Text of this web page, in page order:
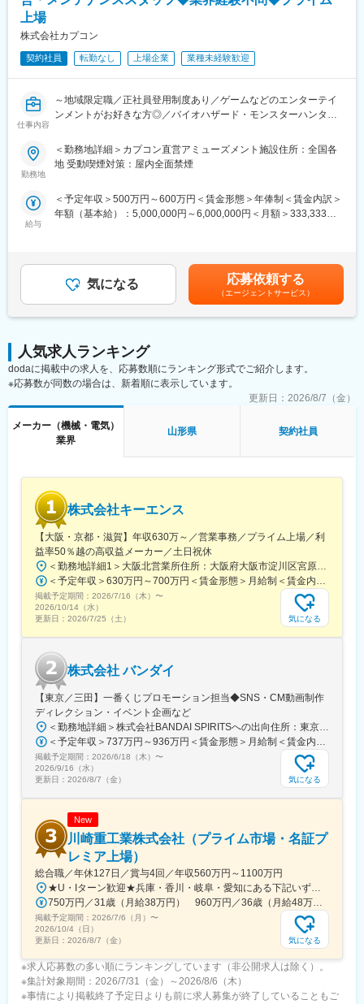
変更の範囲：会社の定める業務
長年培った技術や経験を次世代へ伝え、製造現場全体の技術レベ
ル向上と組織の成長に貢献できます。現場目線の丁寧な指導が評
OJTやOFF-JTによる体系的な教育体制を重視。育成計画の策定や
現場改善活動も積極的に推進します。
完全週休二日制（土日祝休み）、年間休日126日。契約社員は週3
日や時短勤務も相談可能。寮・社宅も必要に応じて検討します。
野で専門性を高めることができます。
■企業の特徴/魅力
変更の範囲：会社の定める業務
上場
株式会社カプコン
契約社員 転勤なし 上場企業 業種未経験歓迎
仕事内容
～地域限定職／正社員登用制度あり／ゲームなどのエンターテイ
ンメントがお好きな方◎／バイオハザード・モンスターハンター
■業務内容：
本業務、店舗の運営、販促企画推進、ゲーム大会やイベントの企
画など、店舗運営に関わる総合的なマネジメント業務をお願いい
◇パート・アルバイトスタッフの採用、教育
◇店舗の運営、販促企画の推進
◇売上・経費管理
◇営業データ管理・分析
（2）機械修理・メンテナンススタッフ
店舗に設置されているゲーム機の修理・メンテナンスを行っても
＜具体的な仕事内容＞
◇故障機械の修理（原因特定・部品交換）
◇機械故障回避の為のメンテナンス
■当社の特徴：
家庭用ゲームソフトの開発・販売を中核事業に、そこで創出した
コンテンツという知的財産を様々な事業に多面展開する"ワンコン
テンツ・マルチユース戦略"を推進しており、同社が開発する人気
オリジナルコンテンテンツを家庭用ゲームだけでなく、グッズや
映画などの近接事業へ幅広く展開しております。
◎魅力的な福利厚生
社員一人ひとりが高いパフォーマンスを保って業務に取り組める
ように、様々な福利厚生制度を導入しています。大阪には社員食
堂の他、専任の看護師やヘルスキーパーが常駐するクリニカルル
◎働き方
土日祝休み・年間休日121日、有休消化50％以上とプライベート
の時間も大切にしながら働くことが叶います。
◎長期就業
大手ならではの安定性がある他、福利厚生も充実しており、入社3
年後の定着率は90％以上です。転勤も無いので、腰を据えて働く
ことができる環境です。
◎ヒット商品
例えば、映画化された「バイオハザード」は、1.2作合計で2億
1000万ドルの興行収入を記録する等、自社のヒットコンテンツを
多方面に展開しています。
勤務地
＜勤務地詳細＞カプコン直営アミューズメント施設住所：全国各
地 受動喫煙対策：屋内全面禁煙
給与
＜予定年収＞500万円～600万円＜賃金形態＞年俸制＜賃金内訳＞
年額（基本給）：5,000,000円～6,000,000円＜月額＞333,333円
規定に基づき別途支給■給与改定：年1回■賞与：年2回（夏・冬）
※基本月額の2ヶ月分ずつを支給。賃金はあくまでも目安の金額で
あり、選考を通じて上下する可能性があります。月給(月額)は固定
手当を含めた表記です。
気になる 応募依頼する
（エージェントサービス）
人気求人ランキング
dodaに掲載中の求人を、応募数順にランキング形式でご紹介します。
※応募数が同数の場合は、新着順に表示しています。
更新日： 2026/8/7（金）
メーカー（機械・電気）
業界
山形県 契約社員
株式会社キーエンス
【大阪・京都・滋賀】年収630万～／営業事務／プライム上場／利
益率50％越の高収益メーカー／土日祝休
＜勤務地詳細1＞大阪北営業所住所：大阪府大阪市淀川区宮原3-5-36 新大阪トラストタワー勤務地最寄駅：新大阪駅受動喫煙対策：敷地内喫煙可能場所あり＜勤務地詳細2＞京都営業所住所：京都府京都市下京区四条通室町東入函谷鉾町101 アーバンネット四条烏丸ビル受動喫煙対策：屋内全面禁煙＜勤務地詳細3＞滋賀営業所住所：滋賀県大津市中央2-2-6 受動喫煙対策：屋内全面禁煙変更の範囲：会社の定める事業所
＜予定年収＞630万円～700万円＜賃金形態＞月給制＜賃金内訳＞月額（基本給）：279,000円～281,000円＜月給＞279,000円～281,000円＜昇給有無＞有＜残業手当＞有＜給与補足＞上記は入社初年度の想定年収です。※月給の金額とは別で、残業代、業績賞与支給有り※賞与：年4回、昇給：年1～2回※経験・能力等を考慮の上、同社規定により待遇を決定します※年収は会社業績によって変動することがあります賃金はあくまでも目安の金額であり、選考を通じて上下する可能性があります。月給(月額)は固定手当を含めた表記です。
掲載予定期間： 2026/7/16（木） 〜
2026/10/14（水）
更新日： 2026/7/25（土） 気になる
株式会社 バンダイ
【東京／三田】一番くじプロモーション担当◆SNS・CM動画制作
ディレクション・イベント企画など
＜勤務地詳細＞株式会社BANDAI SPIRITSへの出向住所：東京都港区三田3‐5‐19 住友不動産東京三田ガーデンタワー受動喫煙対策：屋内全面禁煙変更の範囲：会社の定める事業所
＜予定年収＞737万円～936万円＜賃金形態＞月給制＜賃金内訳＞月額（基本給）：315,000円～400,000円＜月給＞315,000円～400,000円＜昇給有無＞有＜残業手当＞有＜給与補足＞※役職と給与は、経験・能力などを考慮し最終決定■昇給：年1回■賞与：年1回■年収例（一般）759万円／中途入社2年目／月給33万円＋時間外手当（30時間）＋賞与■年収例（チーフ）920万円／中途入社2年目／月給40万円＋時間外手当（30時間）＋賞与賃金はあくまでも目安の金額であり、選考を通じて上下する可能性があります。月給(月額)は固定手当を含めた表記です。
掲載予定期間： 2026/6/18（木） 〜
2026/9/16（水）
更新日： 2026/8/7（金） 気になる
New
川崎重工業株式会社（プライム市場・名証プ
レミア上場）
総合職／年休127日／賞与4回／年収560万円～1100万円
★U・Iターン歓迎★兵庫・香川・岐阜・愛知にある下記いずれかの事業所・神戸工場／兵庫県神戸市中央区・西神工場／兵庫県神戸市西区・西神戸工場／兵庫県神戸市西区・明石工場／兵庫県明石市・播磨工場／兵庫県加古郡・岐阜工場／岐阜県各務原市・名古屋第一工場／愛知県弥富市・名古屋第二工場／愛知県海部郡・坂出工場／香川県坂出市・神戸本社／兵庫県神戸市中央区・東京本社／東京都港区 など※受動喫煙対策実施
750万円／31歳（月給38万円） 960万円／36歳（月給48万円）
掲載予定期間： 2026/7/6（月） 〜
2026/10/4（日）
更新日： 2026/8/7（金） 気になる
※求人応募数の多い順にランキングしています（非公開求人は除く）。
※集計対象期間：2026/7/31（金）～2026/8/6（木）
※事情により掲載終了予定日よりも前に求人募集が終了していることもご